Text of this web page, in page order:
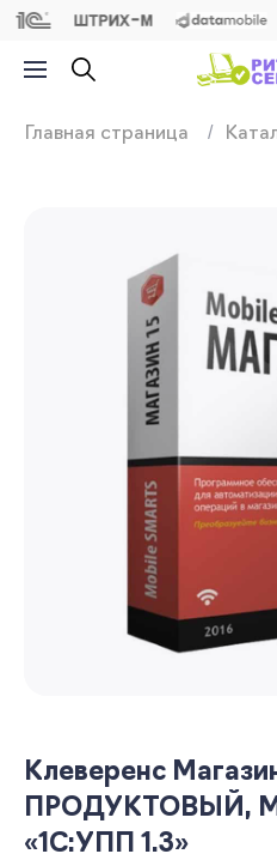
Главная страница
Клеверенс
ПРОДУКТОВЫЙ,
«1С:УПП 1.3»